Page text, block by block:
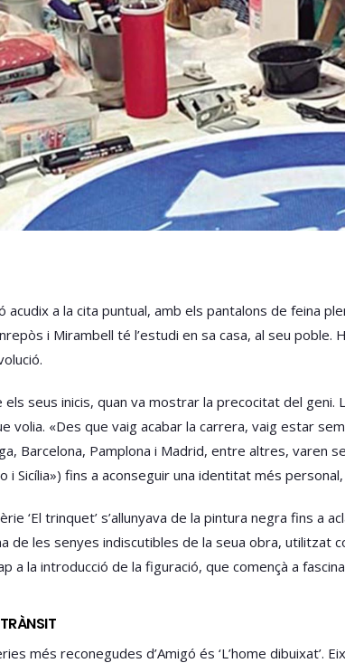
acudix a la cita puntual, amb els pantalons de feina
i Mirambell té l’estudi en sa casa, al seu
els seus inicis, quan va mostrar la precocitat del
volia. «Des que vaig acabar la carrera, vaig estar
Barcelona, Pamplona i Madrid, entre altres,
i Sicília») fins a aconseguir una identitat més
‘El trinquet’ s’allunyava de la pintura negra fins a
de les senyes indiscutibles de la seua obra, utilitzat
a la introducció de la figuració, que començà a
més reconegudes d’Amigó és ‘L’home